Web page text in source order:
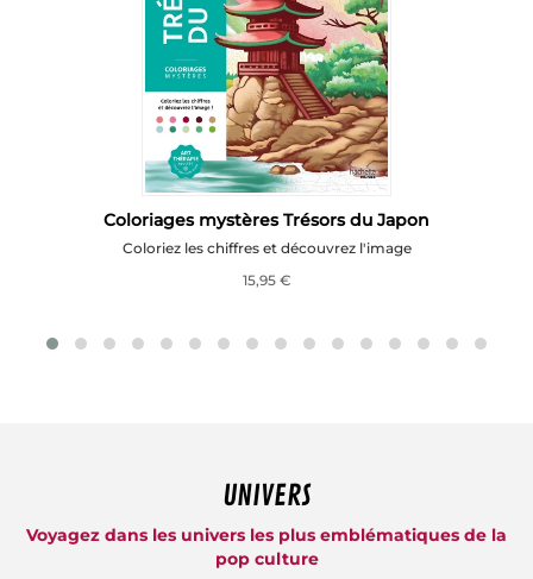
Coloriages mystères Trésors du Japon
Coloriez les chiffres et découvrez l'image
15,95 €
UNIVERS
Voyagez dans les univers les plus emblématiques de la
pop culture